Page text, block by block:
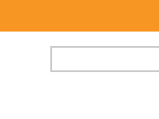
FORMULAIRE DE